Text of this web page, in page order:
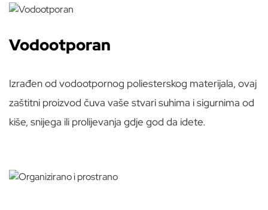
Vodootporan
Izrađen od vodootpornog poliesterskog materijala, ovaj
zaštitni proizvod čuva vaše stvari suhima i sigurnima od
kiše, snijega ili prolijevanja gdje god da idete.